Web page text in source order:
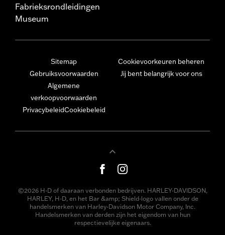
Fabrieksrondleidingen
Museum
Sitemap
Gebruiksvoorwaarden
Algemene
verkoopvoorwaarden
PrivacybeleidCookiebeleid
Cookievoorkeuren beheren
Jij bent belangrijk voor ons
©2026 H-D of daaraan verbonden bedrijven. HARLEY-DAVIDSON,
HARLEY, H-D, en het Bar &amp; Shield-logo vallen onder de
handelsmerken van Harley-Davidson Motor Company, Inc.
Handelsmerken van derden zijn het eigendom van hun
respectievelijke eigenaars.